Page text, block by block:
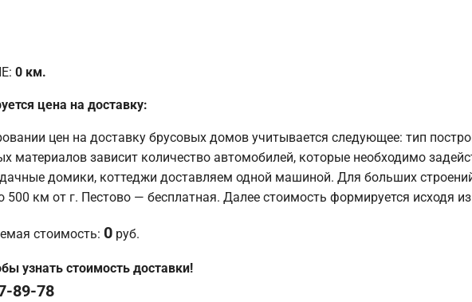
0 км.
цена на доставку:
цен на доставку брусовых домов учитывается следующее: тип
материалов зависит количество автомобилей, которые необходимо
домики, коттеджи доставляем одной машиной. Для больших
500 км от г. Пестово — бесплатная. Далее стоимость формируется исходя
стоимость: 0 руб.
узнать стоимость доставки!
89-78